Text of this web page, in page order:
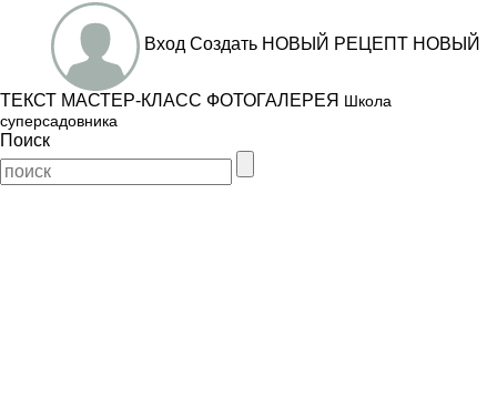
Вход Создать НОВЫЙ РЕЦЕПТ НОВЫЙ
ТЕКСТ МАСТЕР-КЛАСС ФОТОГАЛЕРЕЯ Школа
суперсадовника
Поиск